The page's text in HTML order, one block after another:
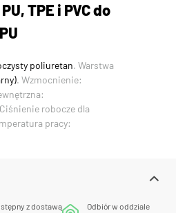
TPE i PVC do
poliuretan. Warstwa
. Wzmocnienie:
robocze dla
pracy:
z dostawą
Odbiór w oddziale